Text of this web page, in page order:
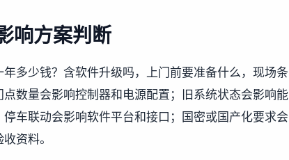
响方案判断
多少钱？含软件升级吗，上门前要准备什么，现场条
数量会影响控制器和电源配置；旧系统状态会影响能
车联动会影响软件平台和接口；国密或国产化要求会
资料。